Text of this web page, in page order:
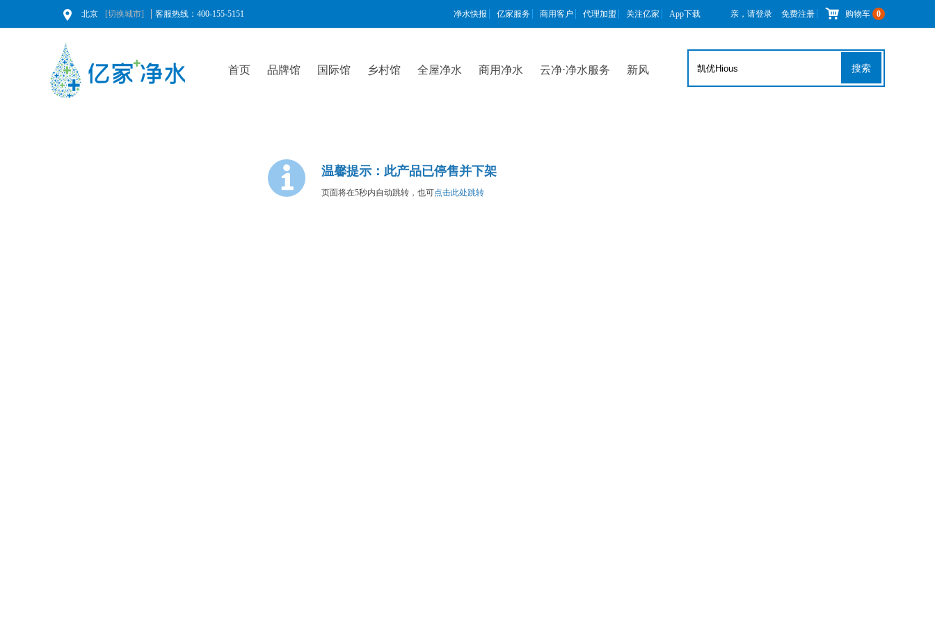
北京 [切换城市] 客服热线：400-155-5151 净水快报 亿家服务 商用客户 代理加盟 关注亿家 App下载 亲，请登录 免费注册 购物车 0
首页 品牌馆 国际馆 乡村馆 全屋净水 商用净水 云净⋅净水服务 新风 搜索
温馨提示：此产品已停售并下架
页面将在5秒内自动跳转，也可点击此处跳转